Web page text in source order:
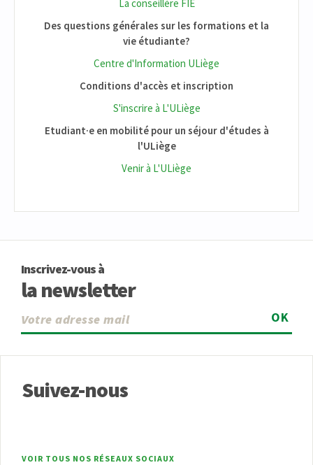
La conseillère FIE
Des questions générales sur les formations et la
vie étudiante?
Centre d'Information ULiège
Conditions d'accès et inscription
S'inscrire à L'ULiège
Etudiant·e en mobilité pour un séjour d'études à
l'ULiège
Venir à L'ULiège
Inscrivez-vous à
la newsletter
OK
Suivez-nous
VOIR TOUS NOS RÉSEAUX SOCIAUX